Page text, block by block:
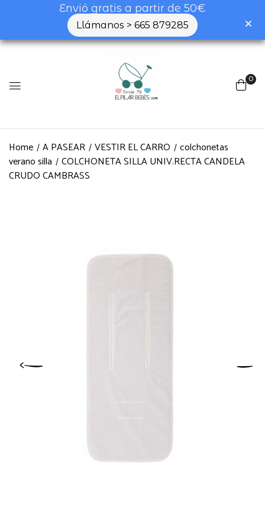
Envió gratis a partir de 50€
Llámanos > 665 879285
0
Home A PASEAR VESTIR EL CARRO
colchonetas
verano silla
COLCHONETA SILLA UNIV.RECTA CANDELA
CRUDO CAMBRASS